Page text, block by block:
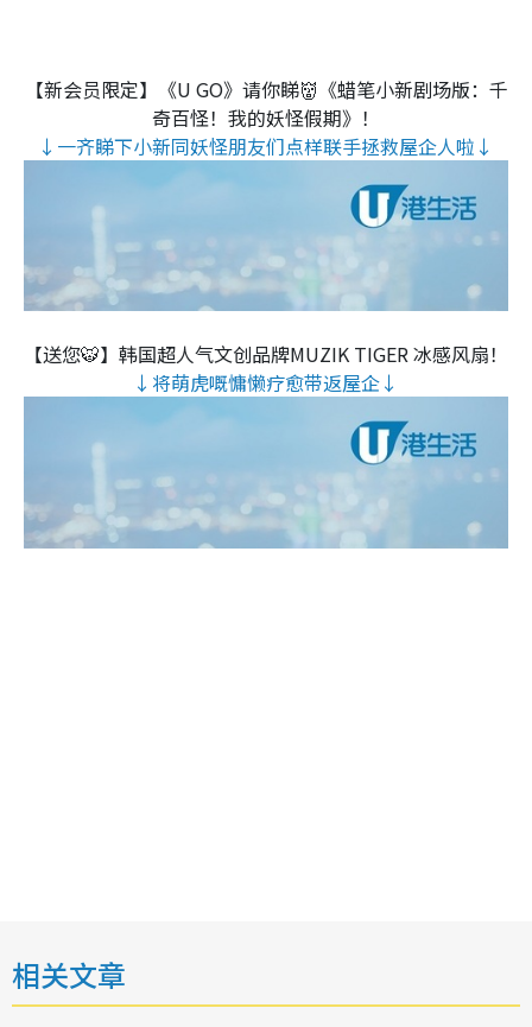
【新会员限定】《U GO》请你睇👹《蜡笔小新剧场版：千
奇百怪！我的妖怪假期》！
↓一齐睇下小新同妖怪朋友们点样联手拯救屋企人啦↓
【送您🐯】韩国超人气文创品牌MUZIK TIGER 冰感风扇！
↓将萌虎嘅慵懒疗愈带返屋企↓
相关文章